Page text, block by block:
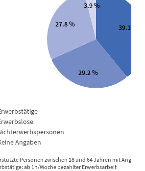
Unterstützte Personen nach
Personen zwischen 18 und 64 Jahren mit Angabe
ab 1h/Woche bezahlter Erwerbsarbeit
39.1 %
29.2 %
27.8 %
3.9 %
Angaben